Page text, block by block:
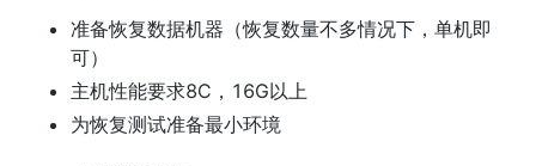
准备恢复数据机器（恢复数量不多情况下，单机即
可）
主机性能要求8C，16G以上
为恢复测试准备最⼩环境